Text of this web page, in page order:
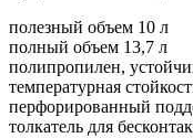
полезный объем 10 л
полный объем 13,7 л
полипропилен,
температурная
перфорированный
толкатель для